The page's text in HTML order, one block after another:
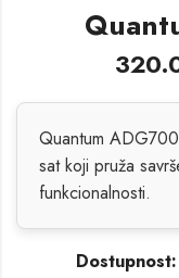
Quantum
sat koji pruža
funkcionalnosti.
Dostupnost: